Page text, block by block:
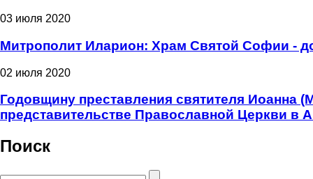
03 июля 2020
Митрополит Иларион: Храм Святой Софии -
02 июля 2020
Годовщину преставления святителя Иоанна
представительстве Православной Церкви в
Поиск